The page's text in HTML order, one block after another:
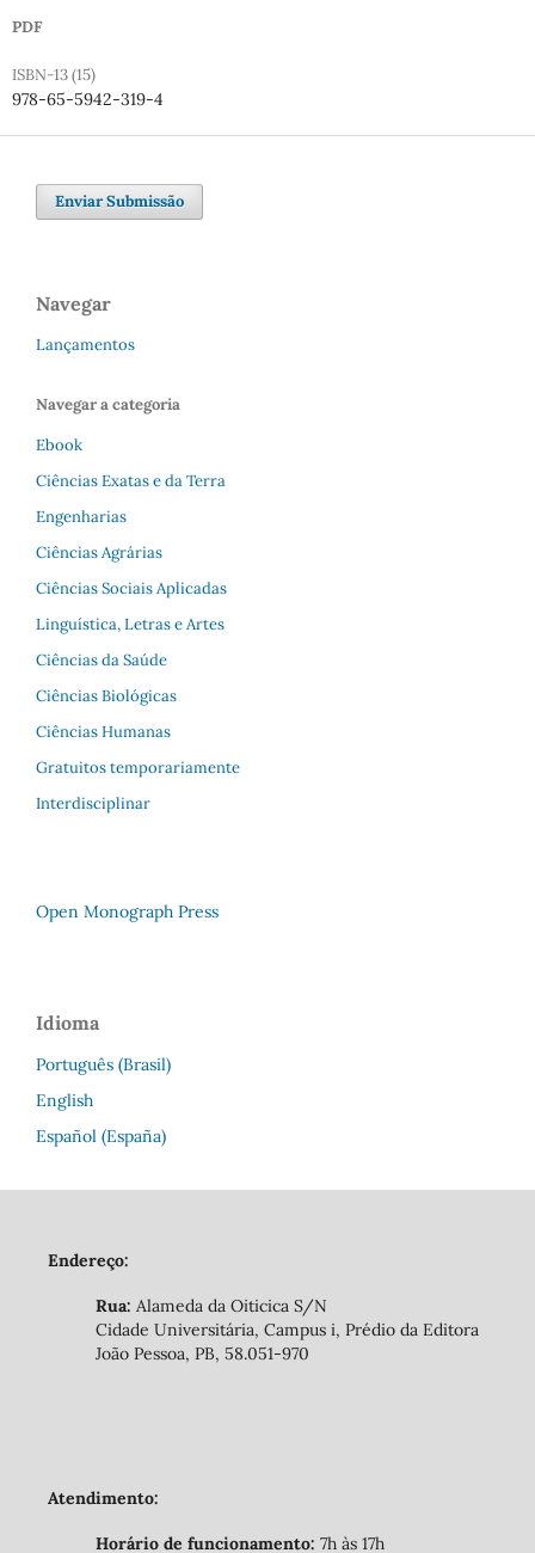
PDF
ISBN-13 (15)
978-65-5942-319-4
Enviar Submissão
Navegar
Lançamentos
Navegar a categoria
Ebook
Ciências Exatas e da Terra
Engenharias
Ciências Agrárias
Ciências Sociais Aplicadas
Linguística, Letras e Artes
Ciências da Saúde
Ciências Biológicas
Ciências Humanas
Gratuitos temporariamente
Interdisciplinar
Open Monograph Press
Idioma
Português (Brasil)
English
Español (España)
Endereço:
Rua: Alameda da Oiticica S/N
Cidade Universitária, Campus i, Prédio da Editora
João Pessoa, PB, 58.051-970
Atendimento:
Horário de funcionamento: 7h às 17h